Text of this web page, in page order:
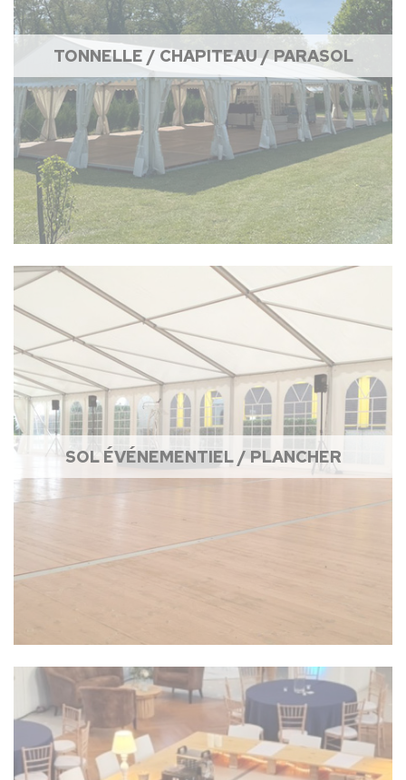
TONNELLE / CHAPITEAU / PARASOL
SOL ÉVÉNEMENTIEL / PLANCHER